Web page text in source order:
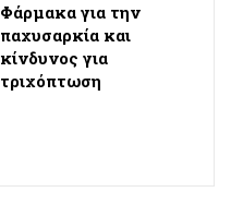
Φάρμακα για την
παχυσαρκία και
κίνδυνος για
τριχόπτωση